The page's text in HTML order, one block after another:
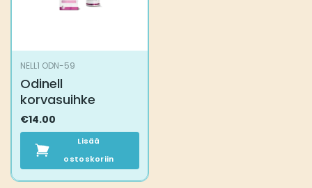
NELL1 ODN-59
Odinell
korvasuihke
€14.00
Lisää
ostoskoriin